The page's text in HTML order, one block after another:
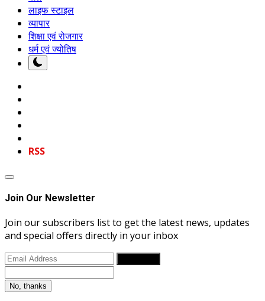
लाइफ स्टाइल
व्यापार
शिक्षा एवं रोजगार
धर्म एवं ज्योतिष
RSS
Join Our Newsletter
Join our subscribers list to get the latest news, updates
and special offers directly in your inbox
No, thanks